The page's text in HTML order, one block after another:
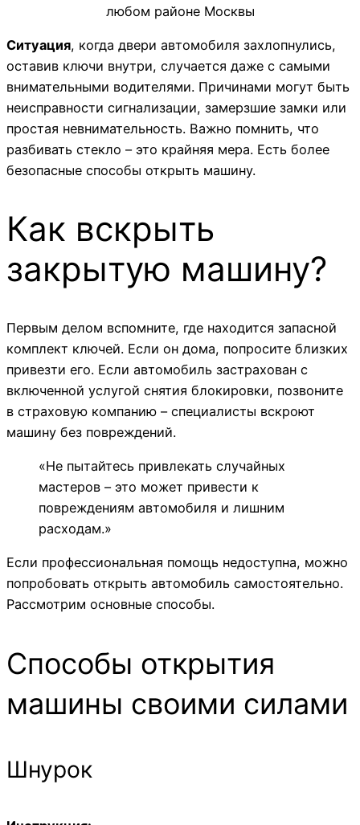
Ситуация, когда двери автомобиля захлопнулись,
оставив ключи внутри, случается даже с самыми
внимательными водителями. Причинами могут быть
неисправности сигнализации, замерзшие замки или
простая невнимательность. Важно помнить, что
разбивать стекло – это крайняя мера. Есть более
безопасные способы открыть машину.
Как вскрыть
закрытую машину?
Первым делом вспомните, где находится запасной
комплект ключей. Если он дома, попросите близких
привезти его. Если автомобиль застрахован с
включенной услугой снятия блокировки, позвоните
в страховую компанию – специалисты вскроют
машину без повреждений.
«Не пытайтесь привлекать случайных
мастеров – это может привести к
повреждениям автомобиля и лишним
расходам.»
Если профессиональная помощь недоступна, можно
попробовать открыть автомобиль самостоятельно.
Рассмотрим основные способы.
Способы открытия
машины своими силами
Шнурок